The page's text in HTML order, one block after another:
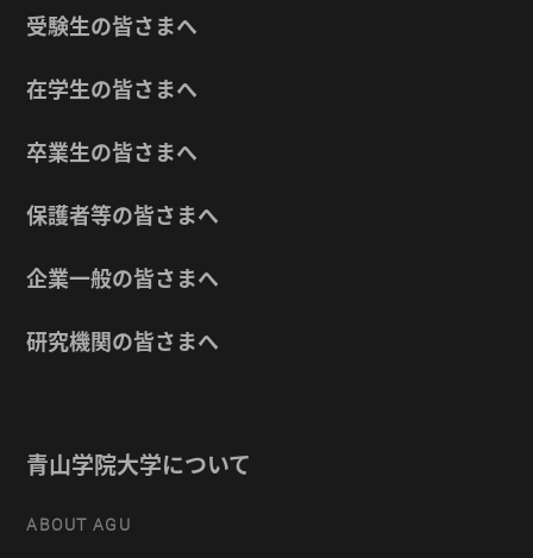
受験生の皆さまへ
在学生の皆さまへ
卒業生の皆さまへ
保護者等の皆さまへ
企業一般の皆さまへ
研究機関の皆さまへ
青山学院大学について
ABOUT AGU